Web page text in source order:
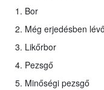
1. Bor
2. Még erjedésben
3. Likőrbor
4. Pezsgő
5. Minőségi pezsgő